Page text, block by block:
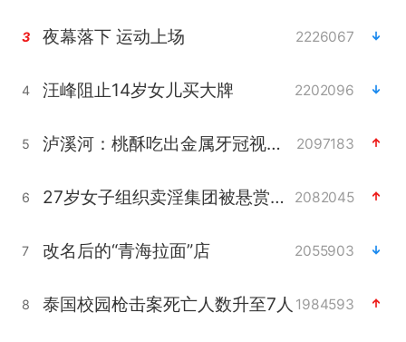
3 夜幕落下 运动上场 2226067
4 汪峰阻止14岁女儿买大牌 2202096
5 泸溪河：桃酥吃出金属牙冠视频不实 2097183
6 27岁女子组织卖淫集团被悬赏通缉 2082045
7 改名后的“青海拉面”店 2055903
8 泰国校园枪击案死亡人数升至7人 1984593